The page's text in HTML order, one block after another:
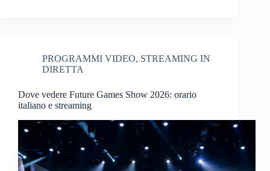
PROGRAMMI VIDEO, STREAMING IN
DIRETTA
Dove vedere Future Games Show 2026: orario
italiano e streaming